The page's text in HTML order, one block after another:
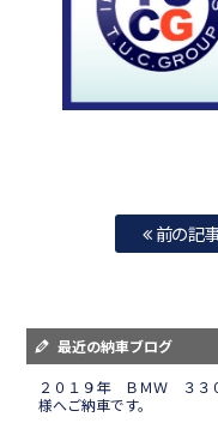
前の記
最近の納車ブログ
２０１９年 ＢＭＷ ３３
様へご納車です。